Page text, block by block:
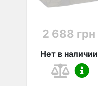
2 688 грн
Нет в наличии